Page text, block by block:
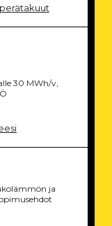
30 MWh/v,
ja